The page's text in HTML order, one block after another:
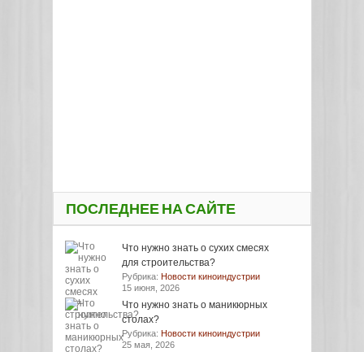
ПОСЛЕДНЕЕ НА САЙТЕ
Что нужно знать о сухих смесях
для строительства?
Рубрика: Новости киноиндустрии
15 июня, 2026
Что нужно знать о маникюрных
столах?
Рубрика: Новости киноиндустрии
25 мая, 2026